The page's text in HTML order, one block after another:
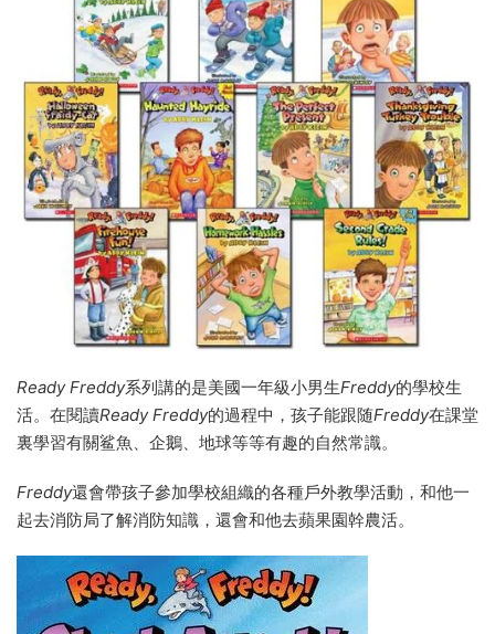
Ready Freddy系列講的是美國一年級小男生Freddy的學校生
活。在閱讀Ready Freddy的過程中，孩子能跟随Freddy在課堂
裏學習有關鲨魚、企鵝、地球等等有趣的自然常識。
Freddy還會帶孩子參加學校組織的各種戶外教學活動，和他一
起去消防局了解消防知識，還會和他去蘋果園幹農活。